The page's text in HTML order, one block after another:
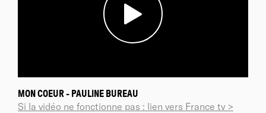
MON COEUR - PAULINE BUREAU
Si la vidéo ne fonctionne pas : lien vers France tv >